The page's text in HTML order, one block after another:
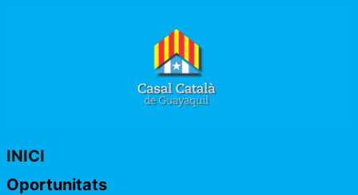
INICI
Oportunitats